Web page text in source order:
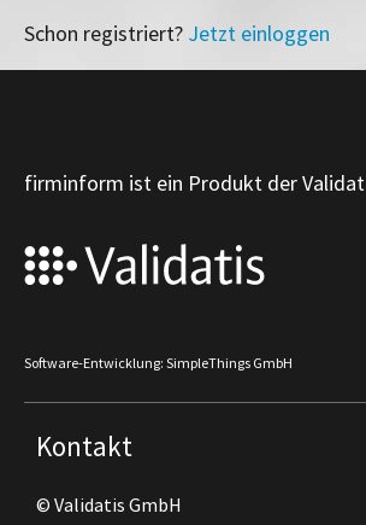
Schon registriert? Jetzt einloggen
firminform ist ein Produkt der
Software-Entwicklung: SimpleThings GmbH
Kontakt
© Validatis GmbH